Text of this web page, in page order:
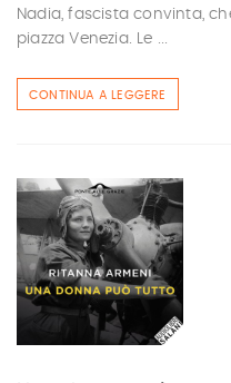
Nadia, fascista convinta,
piazza Venezia. Le ...
CONTINUA A LEGGERE